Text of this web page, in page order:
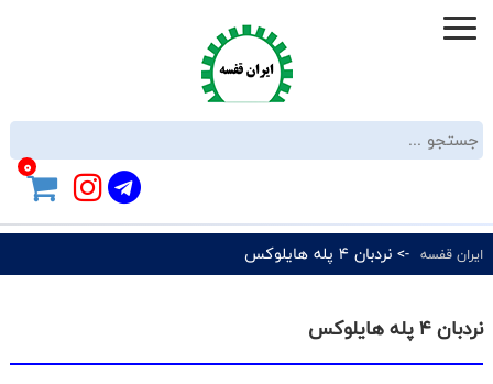
0
ایران قفسه -> نردبان 4 پله هایلوکس
نردبان 4 پله هایلوکس